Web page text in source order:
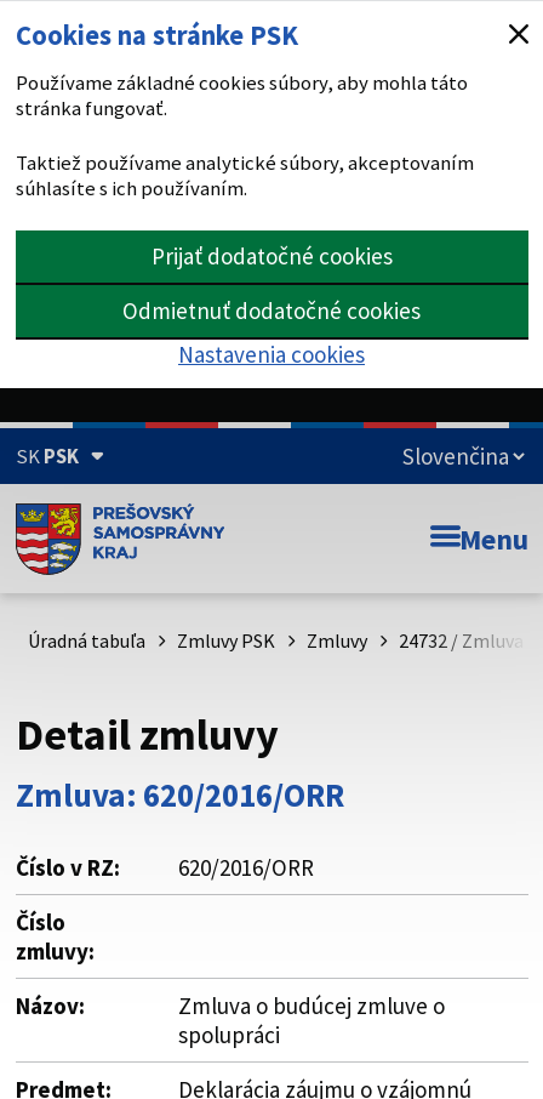
Cookies na stránke PSK
Používame základné cookies súbory, aby mohla táto
stránka fungovať.
Taktiež používame analytické súbory, akceptovaním
súhlasíte s ich používaním.
Prijať dodatočné cookies
Odmietnuť dodatočné cookies
Nastavenia cookies
SKPSK
Doména psk.sk je oficiálna
Toto je oficiálna webová stránka Prešovského
psk.sk.
Buďte pozorní a vždy sa uistite, že zdieľate informácie iba
cez zabezpečenú webovú stránku. Zabezpečená stránka
vždy začína https:// pred názvom domény webového sídla.
Menu
Úradná tabuľa Zmluvy PSK Zmluvy 24732 / Zmluva
Detail zmluvy
Zmluva: 620/2016/ORR
Číslo v RZ:
620/2016/ORR
Číslo
zmluvy:
Názov:
Zmluva o budúcej zmluve o
spolupráci
Predmet:
Deklarácia záujmu o vzájomnú